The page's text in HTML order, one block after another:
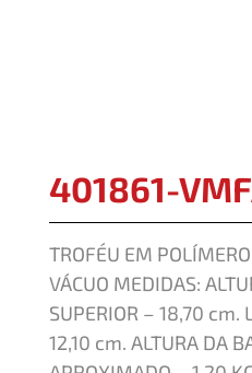
401861-
TROFÉU EM
VÁCUO MEDIDAS:
SUPERIOR – 18,70 cm.
12,10 cm. ALTURA DA